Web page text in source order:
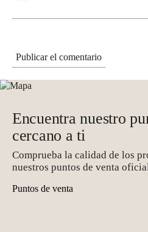
Encuentra nuestro
cercano a ti
Comprueba la calidad de los
nuestros puntos de venta
Puntos de venta